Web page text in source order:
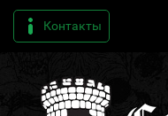
Контакты